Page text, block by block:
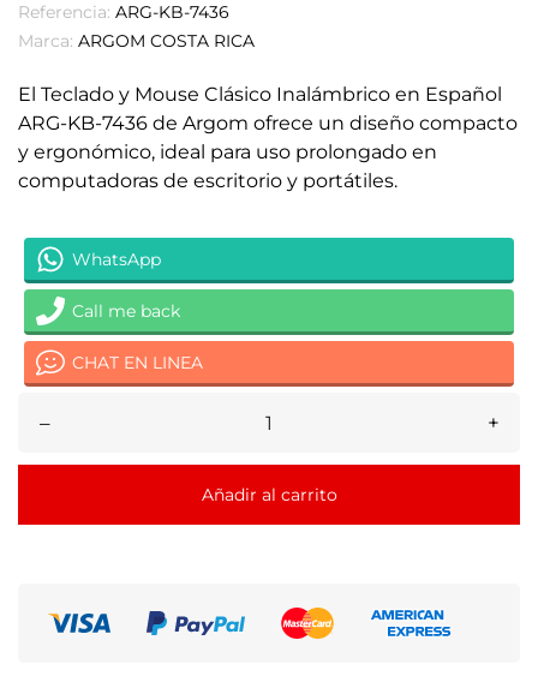
Referencia: ARG-KB-7436
Marca: ARGOM COSTA RICA
El Teclado y Mouse Clásico Inalámbrico en Español
ARG-KB-7436 de Argom ofrece un diseño compacto
y ergonómico, ideal para uso prolongado en
computadoras de escritorio y portátiles.
WhatsApp
Call me back
CHAT EN LINEA
– +
Añadir al carrito